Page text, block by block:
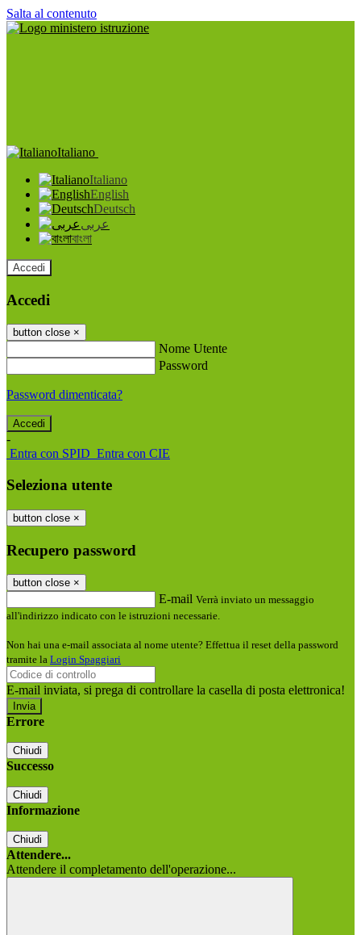
Salta al contenuto
Italiano
Italiano
English
Deutsch
عربى
বাংলা
Accedi
Accedi
button close ×
Nome Utente
Password
Password dimenticata?
-
Entra con SPID Entra con CIE
Seleziona utente
button close ×
Recupero password
button close ×
E-mail Verrà inviato un messaggio
all'indirizzo indicato con le istruzioni necessarie.
Non hai una e-mail associata al nome utente? Effettua il reset della password
tramite la Login Spaggiari
E-mail inviata, si prega di controllare la casella di posta elettronica!
Errore
Chiudi
Successo
Chiudi
Informazione
Chiudi
Attendere...
Attendere il completamento dell'operazione...